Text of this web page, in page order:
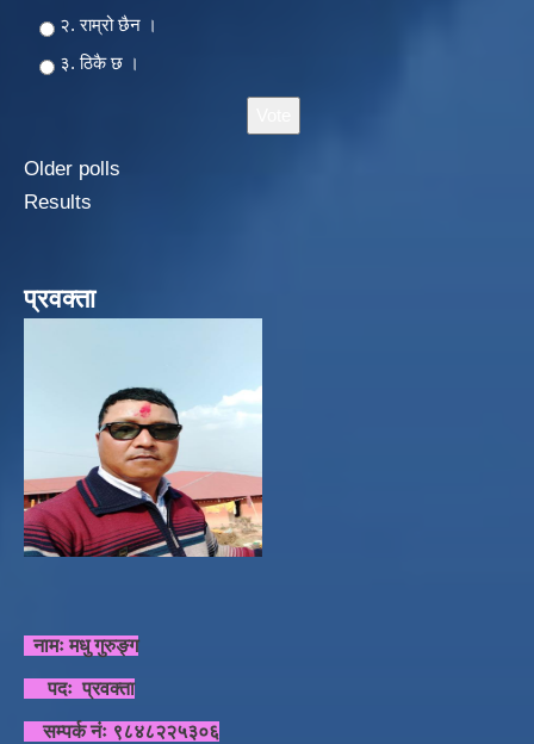
२‍‍. राम्रो छैन ।
३. ठिकै छ ।
Older polls
Results
प्रवक्ता
नामः मधु गुरुङ्ग
पदः प्रवक्ता
सम्पर्क नंः ९८४८२२५३०६